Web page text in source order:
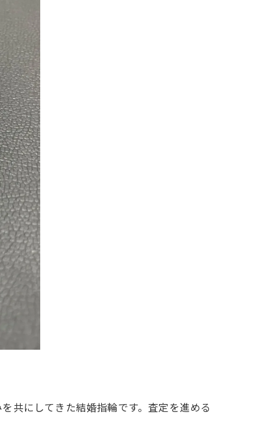
共にしてきた結婚指輪です。査定を進める